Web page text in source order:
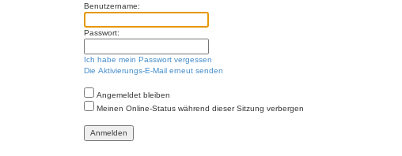
Benutzername:
Passwort:
Ich habe mein Passwort vergessen
Die Aktivierungs-E-Mail erneut senden
Angemeldet bleiben
Meinen Online-Status während dieser Sitzung verbergen